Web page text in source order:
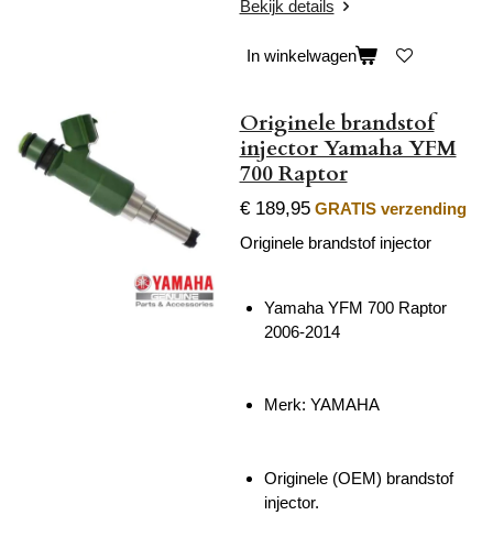
Bekijk details
In winkelwagen
Originele brandstof
injector Yamaha YFM
700 Raptor
€ 189,95 GRATIS verzending
Originele brandstof injector
Yamaha YFM 700 Raptor
2006-2014
Merk: YAMAHA
Originele (OEM) brandstof
injector.